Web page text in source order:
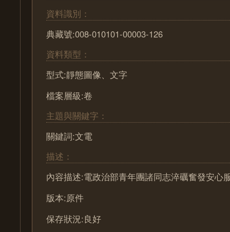
資料識別：
典藏號:008-010101-00003-126
資料類型：
型式:靜態圖像、文字
檔案層級:卷
主題與關鍵字：
關鍵詞:文電
描述：
內容描述:電政治部青年團諸同志淬礪奮發安心
版本:原件
保存狀況:良好